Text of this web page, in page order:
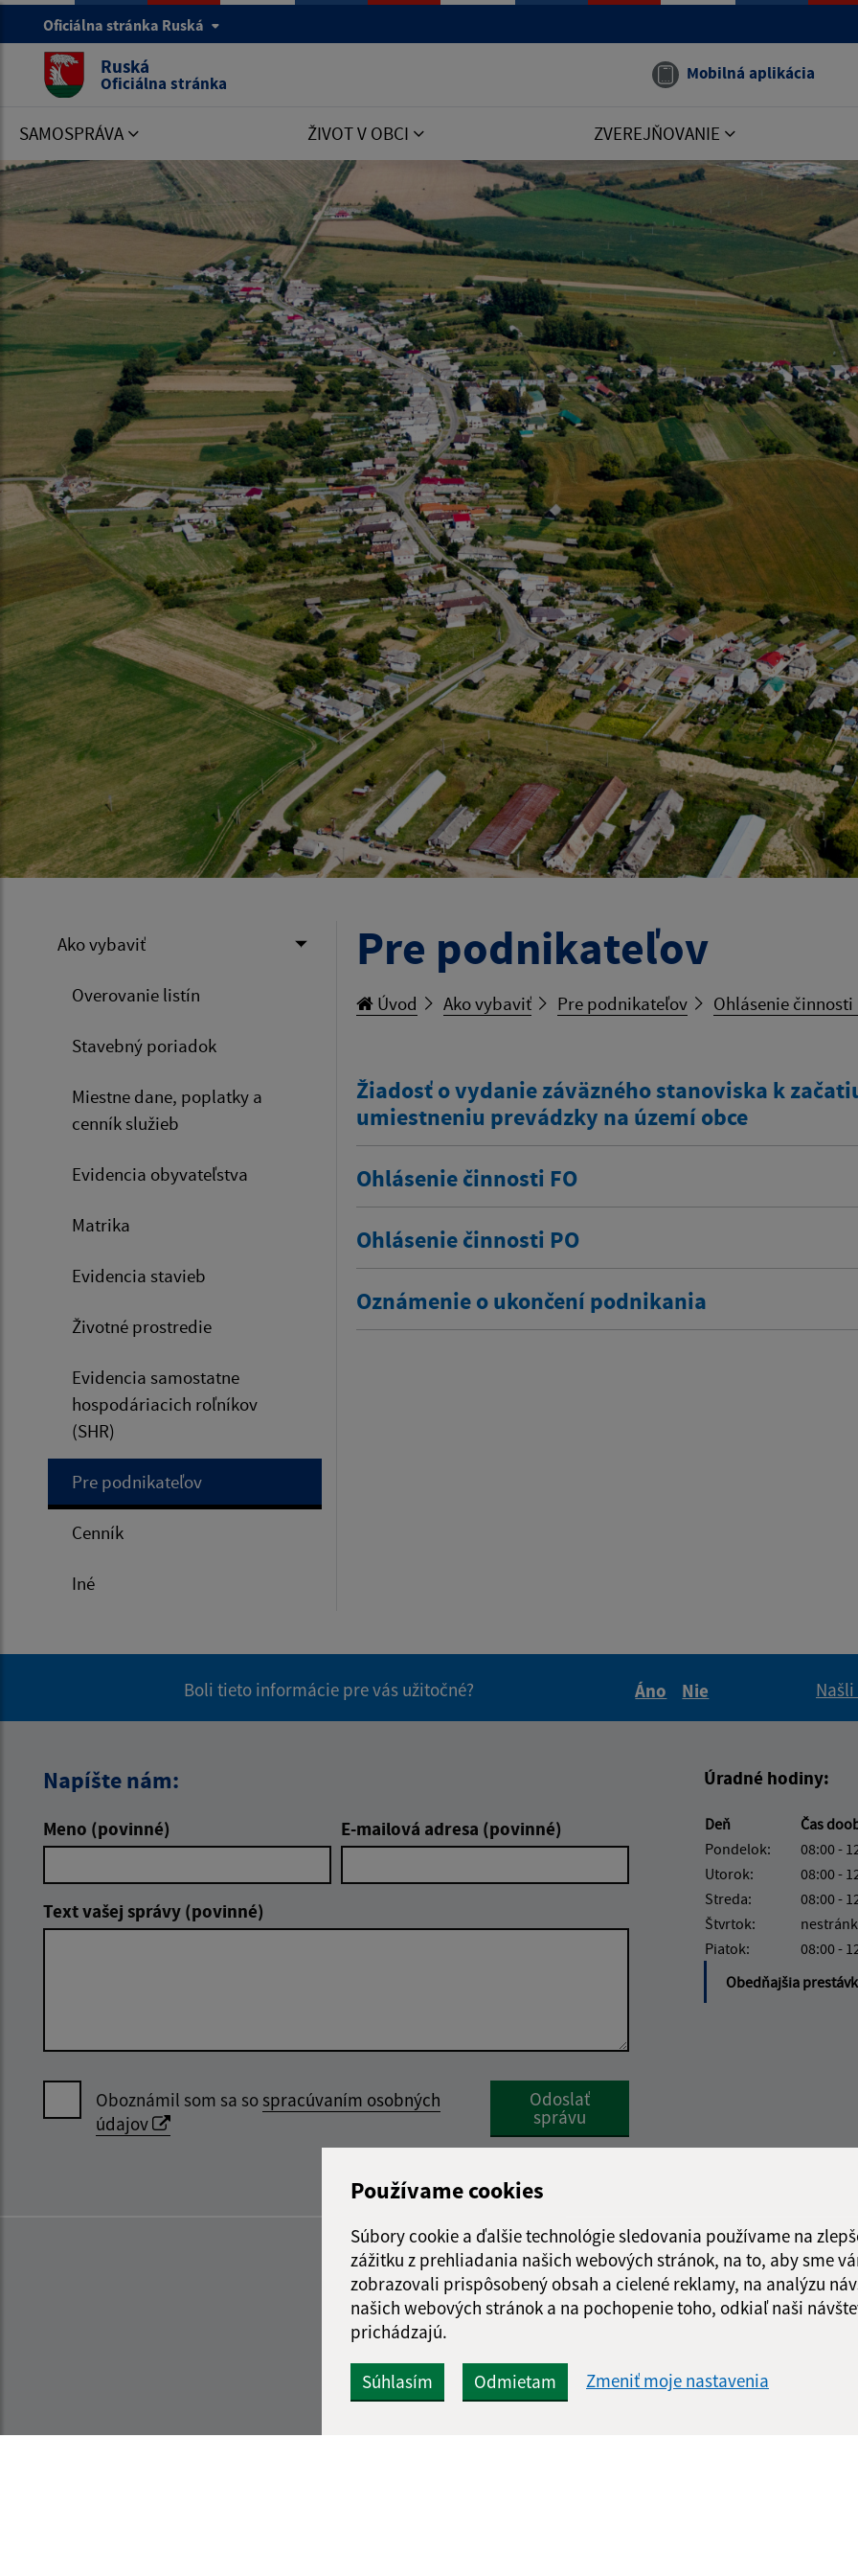
Používame cookies
Súbory cookie a ďalšie technológie sledovania používame na
zážitku z prehliadania našich webových stránok, na to, aby sme
zobrazovali prispôsobený obsah a cielené reklamy, na analýzu
našich webových stránok a na pochopenie toho, odkiaľ naši
prichádzajú.
Súhlasím Odmietam Zmeniť moje nastavenia
Oficiálna stránka Ruská
Ruská
Oficiálna stránka Mobilná aplikácia
SAMOSPRÁVA ŽIVOT V OBCI ZVEREJŇOVANIE
Ako vybaviť
Overovanie listín
Stavebný poriadok
Miestne dane, poplatky a
cenník služieb
Evidencia obyvateľstva
Matrika
Evidencia stavieb
Životné prostredie
Evidencia samostatne
hospodáriacich roľníkov
(SHR)
Pre podnikateľov
Cenník
Iné
Pre podnikateľov
Úvod Ako vybaviť Pre podnikateľov Ohlásenie činnosti
Žiadosť o vydanie záväzného stanoviska k
umiestneniu prevádzky na území obce
Ohlásenie činnosti FO
Ohlásenie činnosti PO
Oznámenie o ukončení podnikania
Boli tieto informácie pre vás užitočné?
Áno
Nie
Napíšte nám:
Meno (povinné) E-mailová adresa (povinné)
Text vašej správy (povinné)
Oboznámil som sa sospracúvaním osobných
údajov
Google reCaptcha Response
Odoslať
správu
Úradné hodiny:
Deň Čas
Pondelok:
08:00 -
Utorok:
08:00 -
Streda:
08:00 -
Štvrtok:
Piatok:
08:00 -
Obedňajšia